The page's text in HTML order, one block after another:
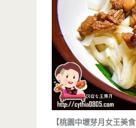
【桃園中壢芽月女王美食|